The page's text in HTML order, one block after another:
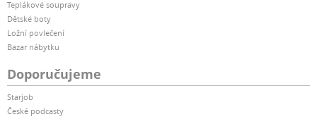
Teplákové soupravy
Dětské boty
Ložní povlečení
Bazar nábytku
Doporučujeme
Starjob
České podcasty